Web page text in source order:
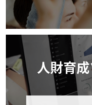
0-17:00）へコー
出るものとしま
るコースの場合は
用されるものと
コースの申し込み
客様が申し込み
講費用の扱いは
りとします。なお
人財育